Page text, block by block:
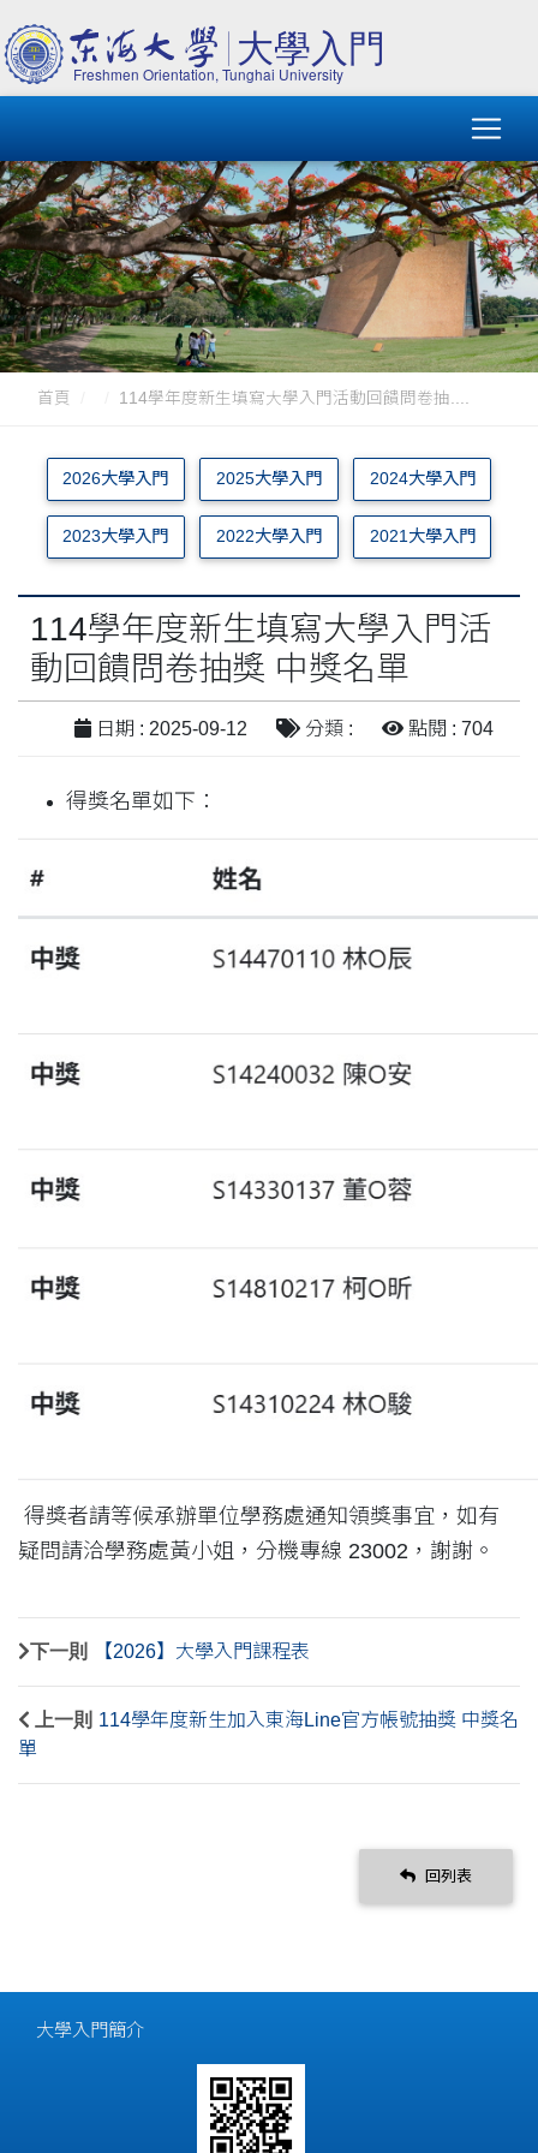
首頁 114學年度新生填寫大學入門活動回饋問卷抽....
2026大學入門 2025大學入門 2024大學入門
2023大學入門 2022大學入門 2021大學入門
114學年度新生填寫大學入門活
動回饋問卷抽獎 中獎名單
日期 : 2025-09-12 分類 : 點閱 : 704
得獎名單如下：
得獎者請等候承辦單位學務處通知領獎事宜，如有
疑問請洽學務處黃小姐，分機專線 23002，謝謝。
下一則 【2026】大學入門課程表
上一則 114學年度新生加入東海Line官方帳號抽獎 中獎名
單
回列表
大學入門簡介